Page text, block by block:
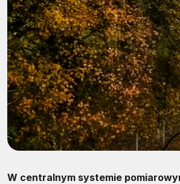
W centralnym systemie